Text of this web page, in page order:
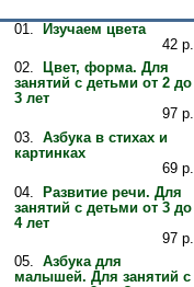
01.
Изучаем цвета
42 р.
02.
Цвет, форма. Для
занятий с детьми от 2 до
3 лет
97 р.
03. Азбука в стихах и
картинках
69 р.
04.
Развитие речи. Для
занятий с детьми от 3 до
4 лет
97 р.
05. Азбука для
малышей. Для занятий с